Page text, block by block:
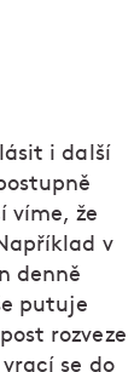
i další
víme, že
v
denně
putuje
rozveze
se do